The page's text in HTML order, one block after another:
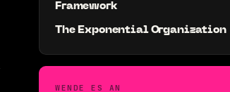
Framework
The Exponential Organization
WENDE ES AN